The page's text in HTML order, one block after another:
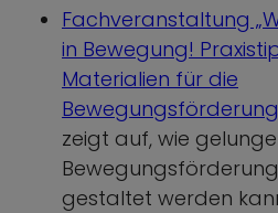
Fachveranstaltung
in Bewegung!
Materialien für die
zeigt auf, wie
gestaltet werden